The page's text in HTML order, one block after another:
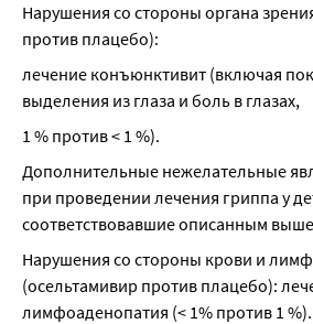
Нарушения со стороны органа
против плацебо):
лечение конъюнктивит (включая
выделения из глаза и боль в глазах,
1 % против < 1 %).
Дополнительные нежелательные
при проведении лечения гриппа у
соответствовавшие описанным
Нарушения со стороны крови и
(осельтамивир против плацебо):
лимфоаденопатия (< 1% против 1 %).